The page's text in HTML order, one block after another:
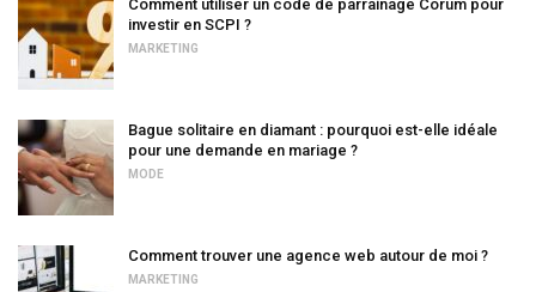
Comment utiliser un code de parrainage Corum pour
investir en SCPI ?
MARKETING
Bague solitaire en diamant : pourquoi est-elle idéale
pour une demande en mariage ?
MODE
Comment trouver une agence web autour de moi ?
MARKETING